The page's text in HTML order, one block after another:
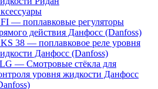
— поплавковые регуляторы
действия Данфосс (Danfoss)
38 — поплавковое реле уровня
Данфосс (Danfoss)
— Смотровые стёкла для
уровня жидкости Данфосс